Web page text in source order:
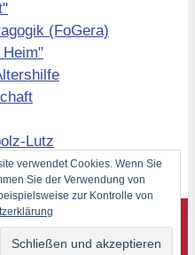
(FoGera)
Lutz
(FoGera) 2026
verwendet Cookies. Wenn Sie
Sie der Verwendung von
zur Kontrolle von